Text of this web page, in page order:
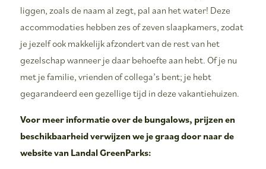
liggen, zoals de naam al zegt, pal aan het water! Deze
accommodaties hebben zes of zeven slaapkamers, zodat
je jezelf ook makkelijk afzondert van de rest van het
gezelschap wanneer je daar behoefte aan hebt. Of je nu
met je familie, vrienden of collega’s bent; je hebt
gegarandeerd een gezellige tijd in deze vakantiehuizen.
Voor meer informatie over de bungalows, prijzen en
beschikbaarheid verwijzen we je graag door naar de
website van Landal GreenParks: